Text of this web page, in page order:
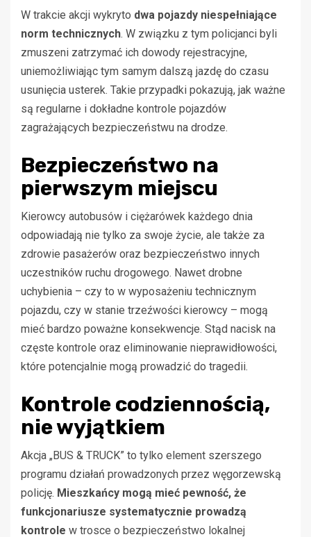
W trakcie akcji wykryto dwa pojazdy niespełniające
norm technicznych. W związku z tym policjanci byli
zmuszeni zatrzymać ich dowody rejestracyjne,
uniemożliwiając tym samym dalszą jazdę do czasu
usunięcia usterek. Takie przypadki pokazują, jak ważne
są regularne i dokładne kontrole pojazdów
zagrażających bezpieczeństwu na drodze.
Bezpieczeństwo na
pierwszym miejscu
Kierowcy autobusów i ciężarówek każdego dnia
odpowiadają nie tylko za swoje życie, ale także za
zdrowie pasażerów oraz bezpieczeństwo innych
uczestników ruchu drogowego. Nawet drobne
uchybienia – czy to w wyposażeniu technicznym
pojazdu, czy w stanie trzeźwości kierowcy – mogą
mieć bardzo poważne konsekwencje. Stąd nacisk na
częste kontrole oraz eliminowanie nieprawidłowości,
które potencjalnie mogą prowadzić do tragedii.
Kontrole codziennością,
nie wyjątkiem
Akcja „BUS & TRUCK” to tylko element szerszego
programu działań prowadzonych przez węgorzewską
policję. Mieszkańcy mogą mieć pewność, że
funkcjonariusze systematycznie prowadzą
kontrole w trosce o bezpieczeństwo lokalnej